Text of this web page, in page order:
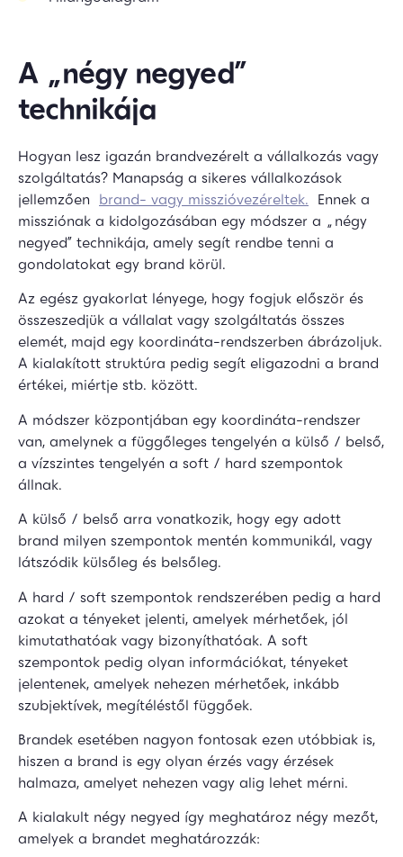
A „négy negyed”
technikája
Hogyan lesz igazán brandvezérelt a vállalkozás vagy
szolgáltatás? Manapság a sikeres vállalkozások
jellemzően brand- vagy misszióvezéreltek. Ennek a
missziónak a kidolgozásában egy módszer a „négy
negyed” technikája, amely segít rendbe tenni a
gondolatokat egy brand körül.
Az egész gyakorlat lényege, hogy fogjuk először és
összeszedjük a vállalat vagy szolgáltatás összes
elemét, majd egy koordináta-rendszerben ábrázoljuk.
A kialakított struktúra pedig segít eligazodni a brand
értékei, miértje stb. között.
A módszer központjában egy koordináta-rendszer
van, amelynek a függőleges tengelyén a külső / belső,
a vízszintes tengelyén a soft / hard szempontok
állnak.
A külső / belső arra vonatkozik, hogy egy adott
brand milyen szempontok mentén kommunikál, vagy
látszódik külsőleg és belsőleg.
A hard / soft szempontok rendszerében pedig a hard
azokat a tényeket jelenti, amelyek mérhetőek, jól
kimutathatóak vagy bizonyíthatóak. A soft
szempontok pedig olyan információkat, tényeket
jelentenek, amelyek nehezen mérhetőek, inkább
szubjektívek, megítéléstől függőek.
Brandek esetében nagyon fontosak ezen utóbbiak is,
hiszen a brand is egy olyan érzés vagy érzések
halmaza, amelyet nehezen vagy alig lehet mérni.
A kialakult négy negyed így meghatároz négy mezőt,
amelyek a brandet meghatározzák: